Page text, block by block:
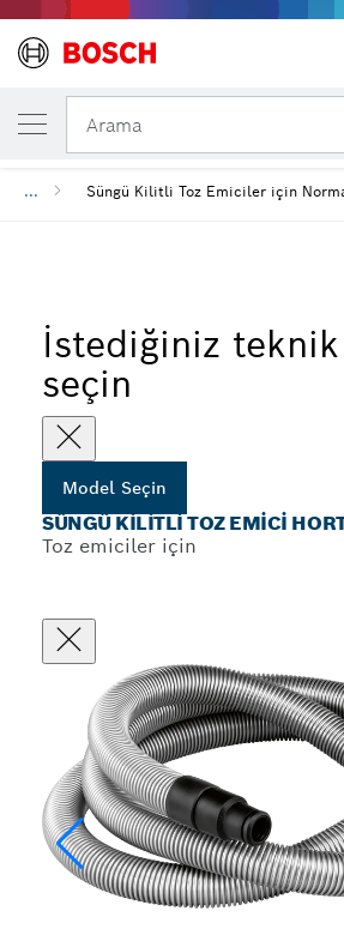
Arama
... Süngü Kilitli Toz Emiciler için
İstediğiniz
seçin
Model Seçin
SÜNGÜ KILITLI TOZ EMICI
Toz emiciler için
SEÇTIĞINIZ MODEL
Süngü Kilitli Toz Emici